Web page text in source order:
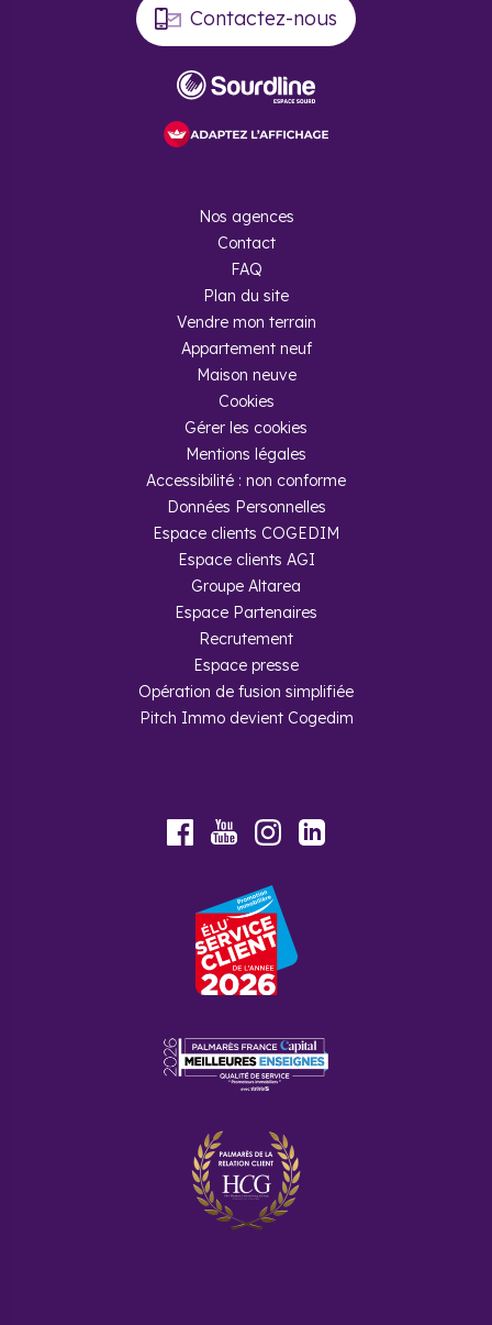
Contactez-nous
Nos agences
Contact
FAQ
Plan du site
Vendre mon terrain
Appartement neuf
Maison neuve
Cookies
Gérer les cookies
Mentions légales
Accessibilité : non conforme
Données Personnelles
Espace clients COGEDIM
Espace clients AGI
Groupe Altarea
Espace Partenaires
Recrutement
Espace presse
Opération de fusion simplifiée
Pitch Immo devient Cogedim
FacebookYoutubeInstagram